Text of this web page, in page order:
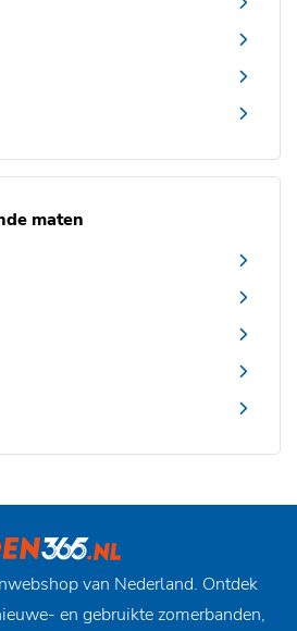
maten
van Nederland. Ontdek
en gebruikte zomerbanden,